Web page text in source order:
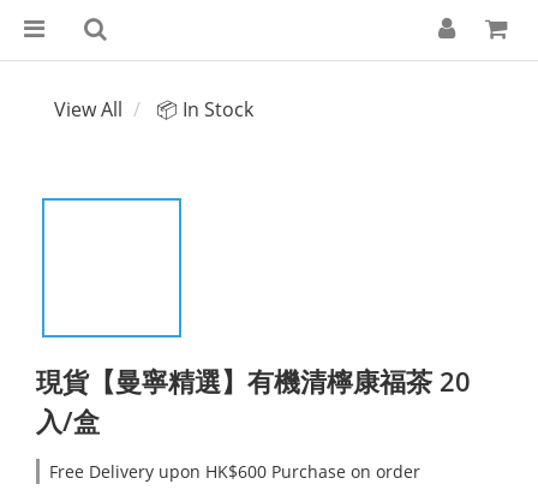
View All 📦 In Stock
現貨【曼寧精選】有機清檸康福茶 20
入/盒
Free Delivery upon HK$600 Purchase on order